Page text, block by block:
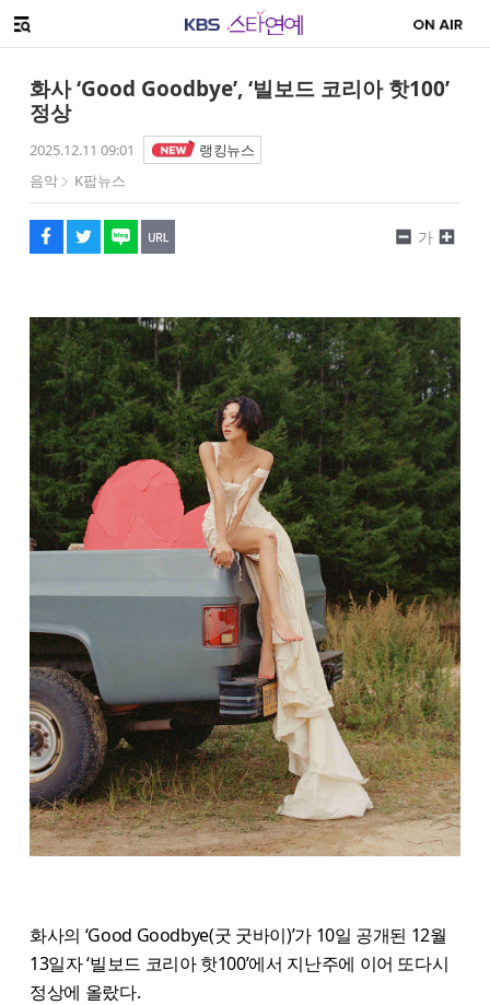
메뉴 열기
화사 ‘Good Goodbye’, ‘빌보드 코리아 핫100’
정상
2025.12.11 09:01
랭킹뉴스
음악
K팝뉴스
페이스북
트위터
네이버
URL복사
글씨 작게보기
가
글씨 크게보기
화사의 ‘Good Goodbye(굿 굿바이)’가 10일 공개된 12월
13일자 ‘빌보드 코리아 핫100’에서 지난주에 이어 또다시
정상에 올랐다.
해시태그